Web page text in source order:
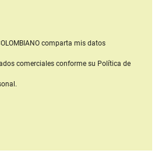
comparta mis datos
comerciales conforme su Política de